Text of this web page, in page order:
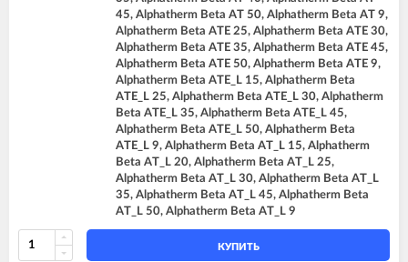
45, Alphatherm Beta AT 50, Alphatherm Beta AT 9,
Alphatherm Beta ATE 25, Alphatherm Beta ATE 30,
Alphatherm Beta ATE 35, Alphatherm Beta ATE 45,
Alphatherm Beta ATE 50, Alphatherm Beta ATE 9,
Alphatherm Beta ATE_L 15, Alphatherm Beta
ATE_L 25, Alphatherm Beta ATE_L 30, Alphatherm
Beta ATE_L 35, Alphatherm Beta ATE_L 45,
Alphatherm Beta ATE_L 50, Alphatherm Beta
ATE_L 9, Alphatherm Beta AT_L 15, Alphatherm
Beta AT_L 20, Alphatherm Beta AT_L 25,
Alphatherm Beta AT_L 30, Alphatherm Beta AT_L
35, Alphatherm Beta AT_L 45, Alphatherm Beta
AT_L 50, Alphatherm Beta AT_L 9
КУПИТЬ